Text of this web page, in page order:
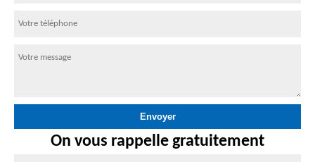
On vous rappelle gratuitement